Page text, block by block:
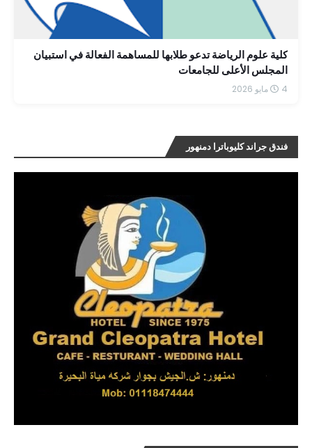
كلية علوم الرياضة تدعو طلابها للمساهمة الفعالة في استبيان
المجلس الأعلى للجامعات
4 مايو 2026
فندق جراند كليوباترا دمنهور